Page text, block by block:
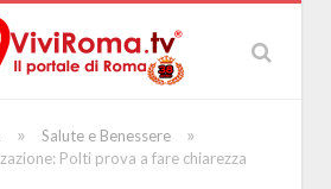
» Salute e Benessere »
Polti prova a fare chiarezza